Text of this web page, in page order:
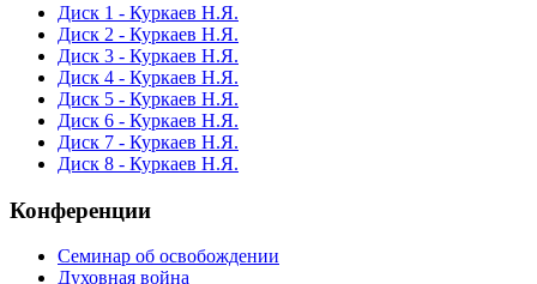
Диск 1 - Куркаев Н.Я.
Диск 2 - Куркаев Н.Я.
Диск 3 - Куркаев Н.Я.
Диск 4 - Куркаев Н.Я.
Диск 5 - Куркаев Н.Я.
Диск 6 - Куркаев Н.Я.
Диск 7 - Куркаев Н.Я.
Диск 8 - Куркаев Н.Я.
Конференции
Семинар об освобождении
Духовная война